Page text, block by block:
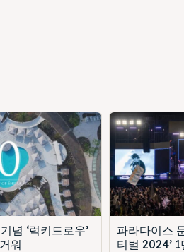
념 ‘럭키드로우’
워
파라다이스
티벌 2024’